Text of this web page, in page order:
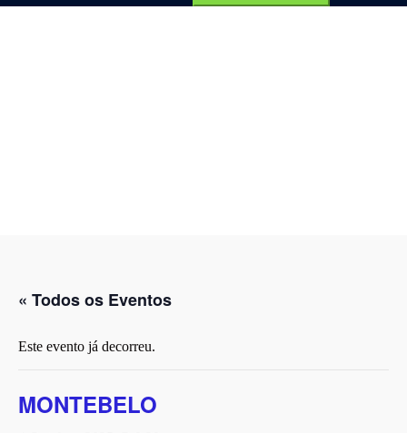
por:
« Todos os Eventos
Este evento já decorreu.
MONTEBELO